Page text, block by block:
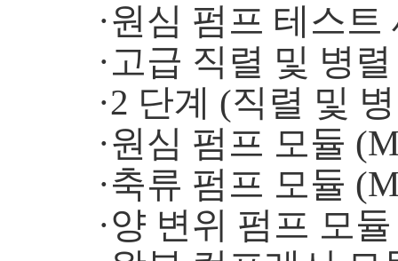
·원심 펌프 테스트
·고급 직렬 및 병
·2 단계 (직렬 및
·원심 펌프 모듈
·축류 펌프 모듈
·양 변위 펌프 모